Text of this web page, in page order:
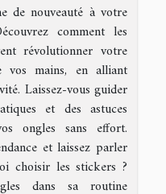
de nouveauté à votre
comment les
révolutionner votre
mains, en alliant
Laissez-vous guider
et des astuces
ongles sans effort.
et laissez parler
choisir les stickers ?
dans sa routine